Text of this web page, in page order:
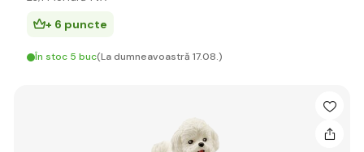
+ 6 puncte
În stoc 5 buc(La dumneavoastră 17.08.)